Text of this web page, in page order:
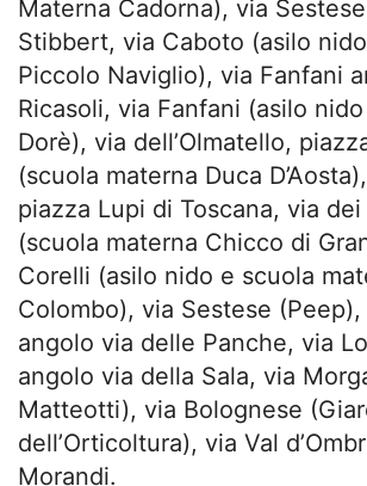
Materna Cadorna), via
Stibbert, via Caboto (asilo
Piccolo Naviglio), via Fanfani
Ricasoli, via Fanfani (asilo
Dorè), via dell’Olmatello,
(scuola materna Duca
piazza Lupi di Toscana, via
(scuola materna Chicco di
Corelli (asilo nido e scuola
Colombo), via Sestese
angolo via delle Panche, via
angolo via della Sala, via
Matteotti), via Bolognese
dell’Orticoltura), via Val
Morandi.